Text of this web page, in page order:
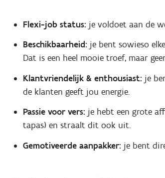
Flexi-job status: je voldoet aan de
Beschikbaarheid: je bent sowieso elke
Dat is een heel mooie troef, maar
Klantvriendelijk & enthousiast: je
de klanten geeft jou energie.
Passie voor vers: je hebt een grote
tapas) en straalt dit ook uit.
Gemotiveerde aanpakker: je bent